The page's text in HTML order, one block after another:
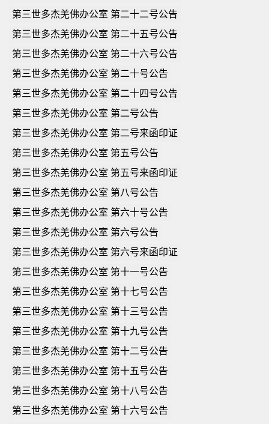
第三世多杰羌佛办公室 第二十二号公告
第三世多杰羌佛办公室 第二十五号公告
第三世多杰羌佛办公室 第二十六号公告
第三世多杰羌佛办公室 第二十号公告
第三世多杰羌佛办公室 第二十四号公告
第三世多杰羌佛办公室 第二号公告
第三世多杰羌佛办公室 第二号来函印证
第三世多杰羌佛办公室 第五号公告
第三世多杰羌佛办公室 第五号来函印证
第三世多杰羌佛办公室 第八号公告
第三世多杰羌佛办公室 第六十号公告
第三世多杰羌佛办公室 第六号公告
第三世多杰羌佛办公室 第六号来函印证
第三世多杰羌佛办公室 第十一号公告
第三世多杰羌佛办公室 第十七号公告
第三世多杰羌佛办公室 第十三号公告
第三世多杰羌佛办公室 第十九号公告
第三世多杰羌佛办公室 第十二号公告
第三世多杰羌佛办公室 第十五号公告
第三世多杰羌佛办公室 第十八号公告
第三世多杰羌佛办公室 第十六号公告